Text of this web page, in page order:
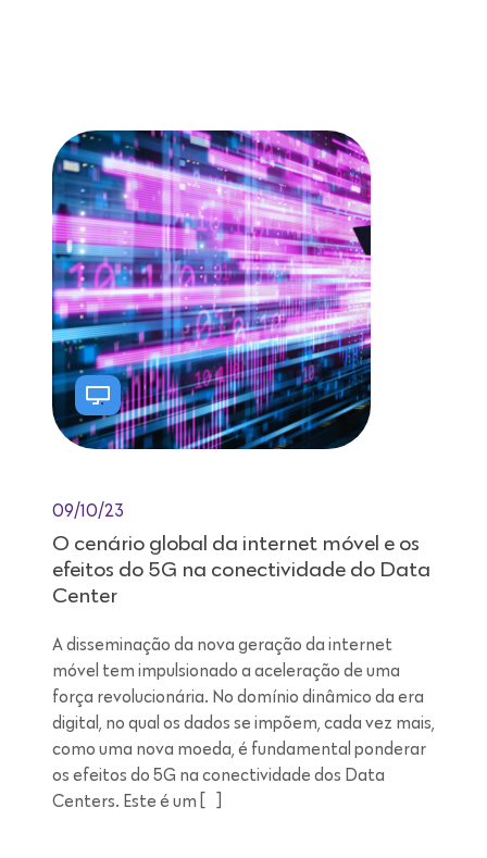
09/10/23
O cenário global da internet móvel e os
efeitos do 5G na conectividade do Data
Center
A disseminação da nova geração da internet
móvel tem impulsionado a aceleração de uma
força revolucionária. No domínio dinâmico da era
digital, no qual os dados se impõem, cada vez mais,
como uma nova moeda, é fundamental ponderar
os efeitos do 5G na conectividade dos Data
Centers. Este é um […]